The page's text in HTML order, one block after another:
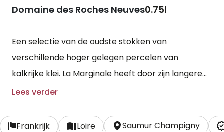
Domaine des Roches Neuves0.75l
Een selectie van de oudste stokken van
verschillende hoger gelegen percelen van
kalkrijke klei. La Marginale heeft door zijn langere
vergistingen en opvoeding op deels kleinere en
tanninenstructuur en kleurintensiteit.
Lees verder
Frankrijk Loire Saumur Champigny